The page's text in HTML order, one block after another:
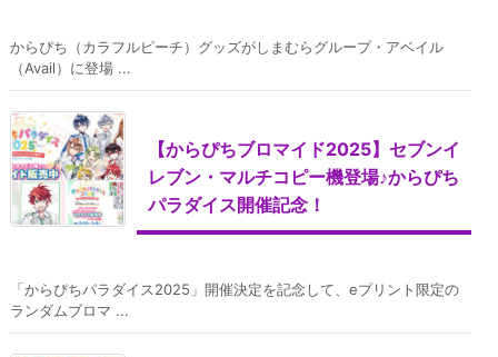
からぴち（カラフルピーチ）グッズがしまむらグループ・アベイル
（Avail）に登場 ...
【からぴちブロマイド2025】セブンイ
レブン・マルチコピー機登場♪からぴち
パラダイス開催記念！
「からぴちパラダイス2025」開催決定を記念して、eプリント限定の
ランダムブロマ ...